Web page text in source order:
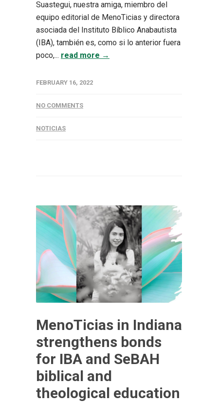
Suastegui, nuestra amiga, miembro del
equipo editorial de MenoTicias y directora
asociada del Instituto Bíblico Anabautista
(IBA), también es, como si lo anterior fuera
poco,... read more →
FEBRUARY 16, 2022
NO COMMENTS
NOTICIAS
MenoTicias in Indiana
strengthens bonds
for IBA and SeBAH
biblical and
theological education